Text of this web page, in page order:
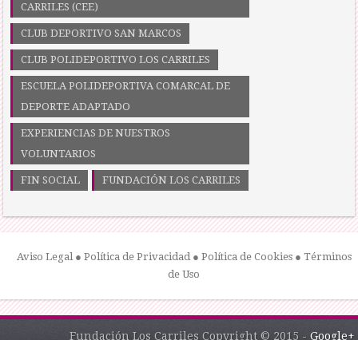
CARRILES (CEE)
CLUB DEPORTIVO SAN MARCOS
CLUB POLIDEPORTIVO LOS CARRILES
ESCUELA POLIDEPORTIVA COMARCAL DE
DEPORTE ADAPTADO
EXPERIENCIAS DE NUESTROS
VOLUNTARIOS
FIN SOCIAL FUNDACIÓN LOS CARRILES
Aviso Legal● Política de Privacidad● Política de Cookies● Términos
de Uso
Fundación Los Carriles Copyright © 2015 - Google+